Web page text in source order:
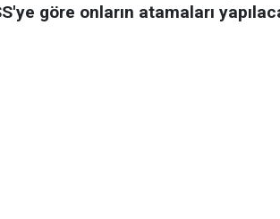
göre onların atamaları